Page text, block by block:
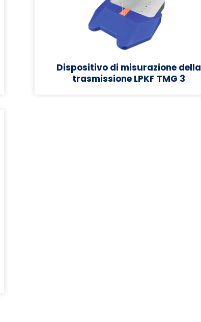
Dispositivo di misurazione della
trasmissione LPKF TMG 3